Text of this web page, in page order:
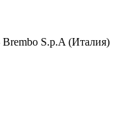
S.p.A (Италия)